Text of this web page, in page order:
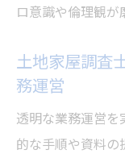
ロ意識や倫理観が
土地家屋調査
務運営
透明な業務運営
的な手順や資料の